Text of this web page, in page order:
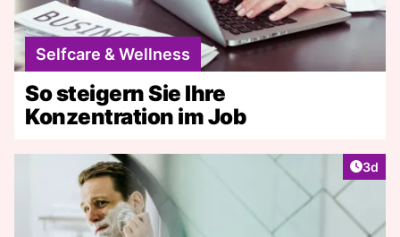
Selfcare & Wellness
So steigern Sie Ihre
Konzentration im Job
3d